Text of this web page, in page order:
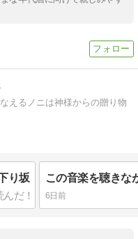
えるノニは神様からの贈り物
り坂 この音楽を聴きな
6日前